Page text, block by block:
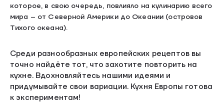
которое, в свою очередь, повлияло на кулинарию всего
мира – от Северной Америки до Океании (островов
Тихого океана).
Среди разнообразных европейских рецептов вы
точно найдёте тот, что захотите повторить на
кухне. Вдохновляйтесь нашими идеями и
придумывайте свои вариации. Кухня Европы готова
к экспериментам!